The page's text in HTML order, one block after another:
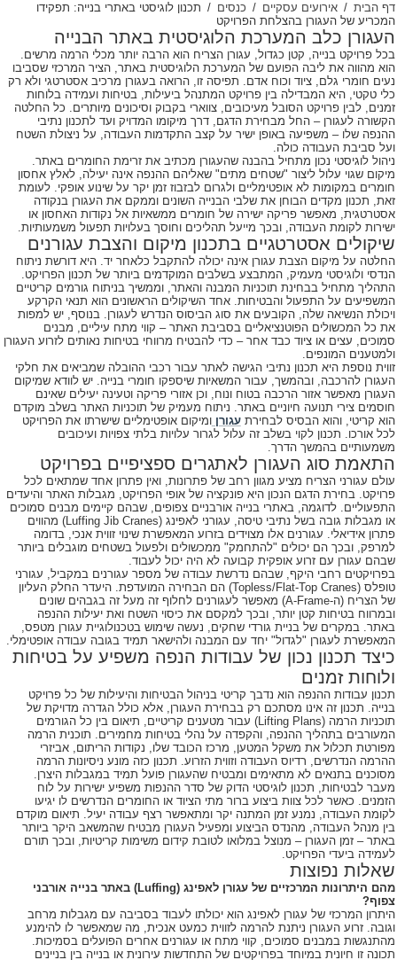
דף הבית / אירועים עסקיים / כנסים / תכנון לוגיסטי באתרי בנייה: תפקידו
המכריע של העגורן בהצלחת הפרויקט
העגורן כלב המערכת הלוגיסטית באתר הבנייה
בכל פרויקט בנייה, קטן כגדול, עגורן הצריח הוא הרבה יותר מכלי הרמה מרשים.
הוא מהווה את ליבה הפועם של המערכת הלוגיסטית באתר, הציר המרכזי שסביבו
נעים חומרי גלם, ציוד וכוח אדם. תפיסה זו, הרואה בעגורן מרכיב אסטרטגי ולא רק
כלי טקטי, היא המבדילה בין פרויקט המתנהל ביעילות, בטיחות ועמידה בלוחות
זמנים, לבין פרויקט הסובל מעיכובים, צווארי בקבוק וסיכונים מיותרים. כל החלטה
הקשורה לעגורן – החל מבחירת הדגם, דרך מיקומו המדויק ועד לתכנון נתיבי
ההנפה שלו – משפיעה באופן ישיר על קצב התקדמות העבודה, על ניצולת השטח
ועל סביבת העבודה כולה.
ניהול לוגיסטי נכון מתחיל בהבנה שהעגורן מכתיב את זרימת החומרים באתר.
מיקום שגוי עלול ליצור "שטחים מתים" שאליהם ההנפה אינה יעילה, לאלץ אחסון
חומרים במקומות לא אופטימליים ולגרום לבזבוז זמן יקר על שינוע אופקי. לעומת
זאת, תכנון מקדים הבוחן את שלבי הבנייה השונים וממקם את העגורן בנקודה
אסטרטגית, מאפשר פריקה ישירה של חומרים ממשאיות אל נקודות האחסון או
ישירות לקומת העבודה, ובכך מייעל תהליכים וחוסך בעלויות תפעול משמעותיות.
שיקולים אסטרטגיים בתכנון מיקום והצבת עגורנים
החלטה על מיקום הצבת עגורן אינה יכולה להתקבל כלאחר יד. היא דורשת ניתוח
הנדסי ולוגיסטי מעמיק, המתבצע בשלבים המוקדמים ביותר של תכנון הפרויקט.
התהליך מתחיל בבחינת תוכניות המבנה והאתר, וממשיך בניתוח גורמים קריטיים
המשפיעים על התפעול והבטיחות. אחד השיקולים הראשונים הוא תנאי הקרקע
ויכולת הנשיאה שלה, הקובעים את סוג הביסוס הנדרש לעגורן. בנוסף, יש למפות
את כל המכשולים הפוטנציאליים בסביבת האתר – קווי מתח עיליים, מבנים
סמוכים, עצים או ציוד כבד אחר – כדי להבטיח מרווחי בטיחות נאותים לזרוע העגורן
ולמטענים המונפים.
זווית נוספת היא תכנון נתיבי הגישה לאתר עבור רכבי ההובלה שמביאים את חלקי
העגורן להרכבה, ובהמשך, עבור המשאיות שיספקו חומרי בנייה. יש לוודא שמיקום
העגורן מאפשר אזור הרכבה בטוח ונוח, וכן אזורי פריקה וטעינה יעילים שאינם
חוסמים צירי תנועה חיוניים באתר. ניתוח מעמיק של תוכניות האתר בשלב מוקדם
הוא קריטי, והוא הבסיס לבחירתעגורןומיקום אופטימליים שישרתו את הפרויקט
לכל אורכו. תכנון לקוי בשלב זה עלול לגרור עלויות בלתי צפויות ועיכובים
משמעותיים בהמשך הדרך.
התאמת סוג העגורן לאתגרים ספציפיים בפרויקט
עולם עגורני הצריח מציע מגוון רחב של פתרונות, ואין פתרון אחד שמתאים לכל
פרויקט. בחירת הדגם הנכון היא פונקציה של אופי הפרויקט, מגבלות האתר והיעדים
התפעוליים. לדוגמה, באתרי בנייה אורבניים צפופים, שבהם קיימים מבנים סמוכים
או מגבלות גובה בשל נתיבי טיסה, עגורני לאפינג (Luffing Jib Cranes) מהווים
פתרון אידיאלי. עגורנים אלו מצוידים בזרוע המאפשרת שינוי זווית אנכי, בדומה
למרפק, ובכך הם יכולים "להתחמק" ממכשולים ולפעול בשטחים מוגבלים ביותר
שבהם עגורן עם זרוע אופקית קבועה לא היה יכול לעבוד.
בפרויקטים רחבי היקף, שבהם נדרשת עבודה של מספר עגורנים במקביל, עגורני
טופלס (Topless/Flat-Top Cranes) הם הבחירה המועדפת. היעדר החלק העליון
של הצריח (ה-A-Frame) מאפשר לעגורנים לחלוף זה מעל זה בגבהים שונים
ובמרווח בטיחות קטן יותר, ובכך למקסם את כיסוי השטח ואת יעילות ההנפה
באתר. במקרים של בניית גורדי שחקים, נעשה שימוש בטכנולוגיית עגורן מטפס,
המאפשרת לעגורן "לגדול" יחד עם המבנה ולהישאר תמיד בגובה עבודה אופטימלי.
כיצד תכנון נכון של עבודות הנפה משפיע על בטיחות
ולוחות זמנים
תכנון עבודות ההנפה הוא נדבך קריטי בניהול הבטיחות והיעילות של כל פרויקט
בנייה. תכנון זה אינו מסתכם רק בבחירת העגורן, אלא כולל הגדרה מדויקת של
תוכניות הרמה (Lifting Plans) עבור מטענים קריטיים, תיאום בין כל הגורמים
המעורבים בתהליך ההנפה, והקפדה על נהלי בטיחות מחמירים. תוכנית הרמה
מפורטת תכלול את משקל המטען, מרכז הכובד שלו, נקודות הריתום, אביזרי
ההרמה הנדרשים, רדיוס העבודה וזווית הזרוע. תכנון כזה מונע ניסיונות הרמה
מסוכנים בתנאים לא מתאימים ומבטיח שהעגורן פועל תמיד במגבלות היצרן.
מעבר לבטיחות, תכנון לוגיסטי הדוק של סדר ההנפות משפיע ישירות על לוח
הזמנים. כאשר לכל צוות ביצוע ברור מתי הציוד או החומרים הנדרשים לו יגיעו
לקומת העבודה, נמנע זמן המתנה יקר ומתאפשר רצף עבודה יעיל. תיאום מוקדם
בין מנהל העבודה, מהנדס הביצוע ומפעיל העגורן מבטיח שהמשאב היקר ביותר
באתר – זמן העגורן – מנוצל במלואו לטובת קידום משימות קריטיות, ובכך תורם
לעמידה ביעדי הפרויקט.
שאלות נפוצות
מהם היתרונות המרכזיים של עגורן לאפינג (Luffing) באתר בנייה אורבני
צפוף?
היתרון המרכזי של עגורן לאפינג הוא יכולתו לעבוד בסביבה עם מגבלות מרחב
וגובה. זרוע העגורן ניתנת להרמה לזווית כמעט אנכית, מה שמאפשר לו להימנע
מהתנגשות במבנים סמוכים, קווי מתח או עגורנים אחרים הפועלים בסמיכות.
תכונה זו חיונית במיוחד בפרויקטים של התחדשות עירונית או בנייה בין בניינים